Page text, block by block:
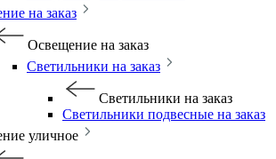
на заказ
Освещение на заказ
Светильники на заказ
Светильники на заказ
Светильники подвесные на заказ
уличное